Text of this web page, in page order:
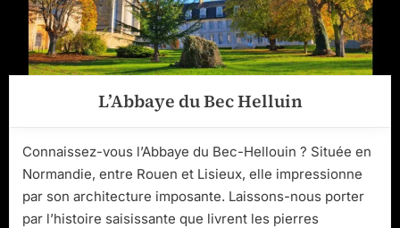
L’Abbaye du Bec Helluin
Connaissez-vous l’Abbaye du Bec-Hellouin ? Située en
Normandie, entre Rouen et Lisieux, elle impressionne
par son architecture imposante. Laissons-nous porter
par l’histoire saisissante que livrent les pierres